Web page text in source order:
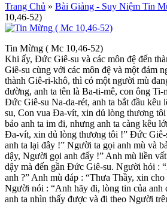
Trang Chủ » Bài Giảng - Suy Niệm Tin
10,46-52)
Tin Mừng ( Mc 10,46-52)
Khi ấy, Đức Giê-su và các môn đệ đến
Giê-su cùng với các môn đệ và một đám
thành Giê-ri-khô, thì có một người mù
đường, anh ta tên là Ba-ti-mê, con ông
Đức Giê-su Na-da-rét, anh ta bắt đầu kêu
su, Con vua Đa-vít, xin dủ lòng thương
bảo anh ta im đi, nhưng anh ta càng kêu
Đa-vít, xin dủ lòng thương tôi !” Đức Giê-
anh ta lại đây !” Người ta gọi anh mù và
dậy, Người gọi anh đấy !” Anh mù liền
dậy mà đến gần Đức Giê-su. Người hỏi :
anh ?” Anh mù đáp : “Thưa Thầy, xin
Người nói : “Anh hãy đi, lòng tin của anh
anh ta nhìn thấy được và đi theo Người